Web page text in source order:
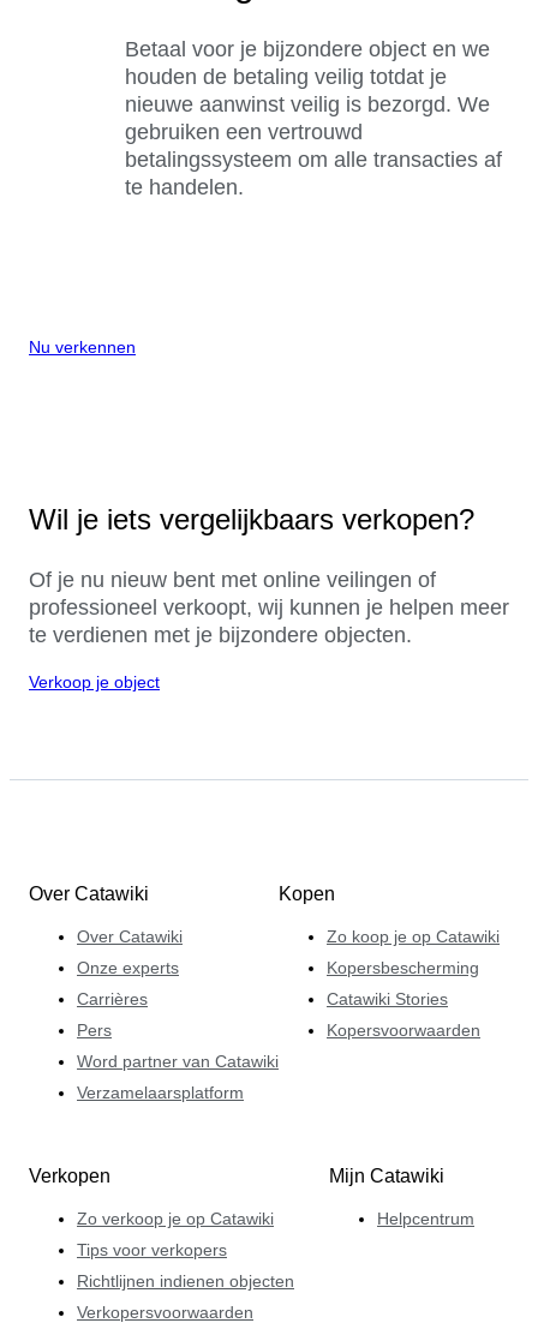
Betaal voor je bijzondere object en we
houden de betaling veilig totdat je
nieuwe aanwinst veilig is bezorgd. We
gebruiken een vertrouwd
betalingssysteem om alle transacties af
te handelen.
Nu verkennen
Wil je iets vergelijkbaars verkopen?
Of je nu nieuw bent met online veilingen of
professioneel verkoopt, wij kunnen je helpen meer
te verdienen met je bijzondere objecten.
Verkoop je object
Over Catawiki
Over Catawiki
Onze experts
Carrières
Pers
Word partner van Catawiki
Verzamelaarsplatform
Kopen
Zo koop je op Catawiki
Kopersbescherming
Catawiki Stories
Kopersvoorwaarden
Verkopen
Zo verkoop je op Catawiki
Tips voor verkopers
Richtlijnen indienen objecten
Verkopersvoorwaarden
Mijn Catawiki
Helpcentrum